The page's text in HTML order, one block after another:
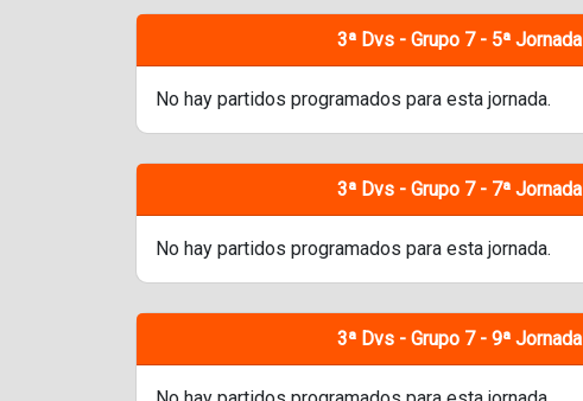
3ª Dvs - Grupo 7 - 5ª Jornada
No hay partidos programados para esta jornada.
3ª Dvs - Grupo 7 - 7ª Jornada
No hay partidos programados para esta jornada.
3ª Dvs - Grupo 7 - 9ª Jornada